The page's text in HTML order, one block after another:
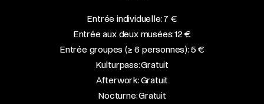
Entrée individuelle: 7 €
Entrée aux deux musées: 12 €
Entrée groupes (≥ 6 personnes): 5 €
Kulturpass: Gratuit
Afterwork: Gratuit
Nocturne: Gratuit